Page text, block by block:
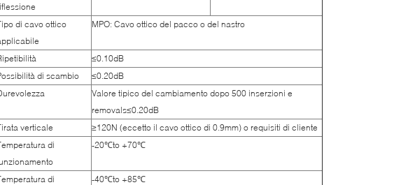
di cavo ottico
MPO: Cavo ottico del pacco o del nastro
≤0.10dB
di scambio
≤0.20dB
Valore tipico del cambiamento dopo 500 inserzioni e
removals≤0.20dB
verticale
≥120N (eccetto il cavo ottico di 0.9mm) o requisiti di cliente
di
-20℃to +70℃
di
-40℃to +85℃